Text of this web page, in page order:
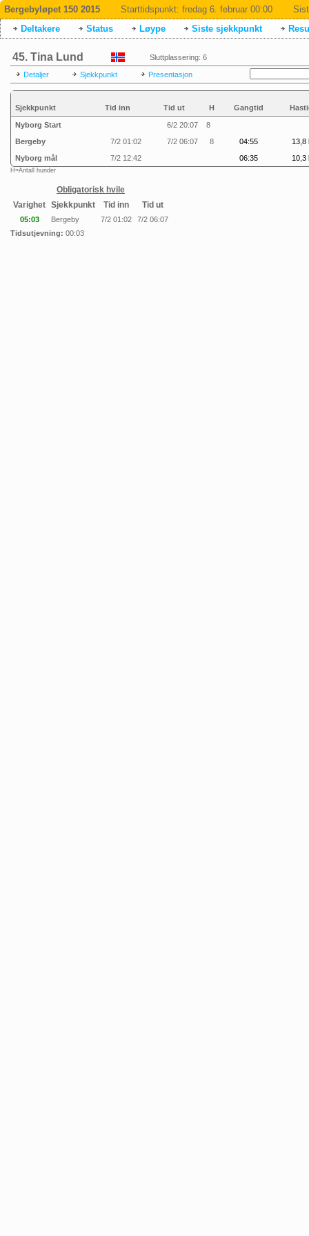
Bergebyløpet 150 2015 Starttidspunkt: fredag 6. februar 00:00
Deltakere
Status Løype Siste sjekkpunkt
45. Tina Lund Sluttplassering: 6
Detaljer Sjekkpunkt Presentasjon
Sjekkpunkt Tid inn Tid ut H Gangtid
Nyborg Start 6/2 20:07
8
Bergeby
7/2 01:02 7/2 06:07 8 04:55
13,8
Nyborg mål
7/2 12:42 06:35 10,3
H=Antall hunder
Obligatorisk hvile
Varighet Sjekkpunkt Tid inn Tid ut
05:03 Bergeby 7/2 01:02
7/2 06:07
Tidsutjevning: 00:03